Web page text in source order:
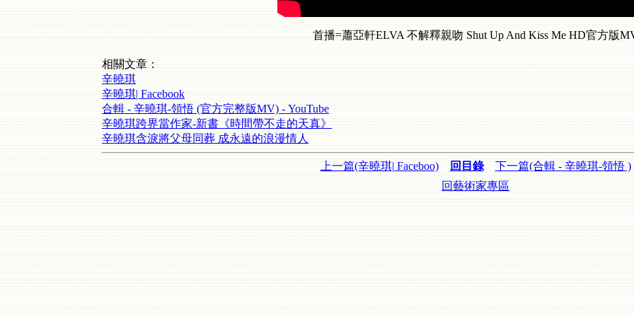
首播=蕭亞軒ELVA 不解釋親吻 Shut Up And Kiss Me HD官方版
相關文章：
辛曉琪
辛曉琪| Facebook
合輯 - 辛曉琪-領悟 (官方完整版MV) - YouTube
辛曉琪跨界當作家-新書《時間帶不走的天真》
辛曉琪含淚將父母同葬 成永遠的浪漫情人
上一篇(辛曉琪| Faceboo) 回目錄
下一篇(合輯 - 辛曉琪-領悟 )
回藝術家專區